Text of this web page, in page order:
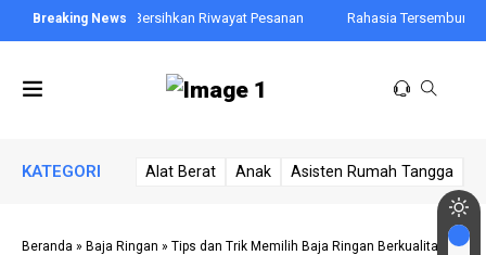
Mudah Bersihkan Riwayat Pesanan Rahasia Tersembunyi
KATEGORI Alat Berat Anak Asisten Rumah Tangga
Beranda » Baja Ringan » Tips dan Trik Memilih Baja Ringan Berkualitas